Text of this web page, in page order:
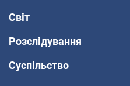
Світ
Розслідування
Суспільство